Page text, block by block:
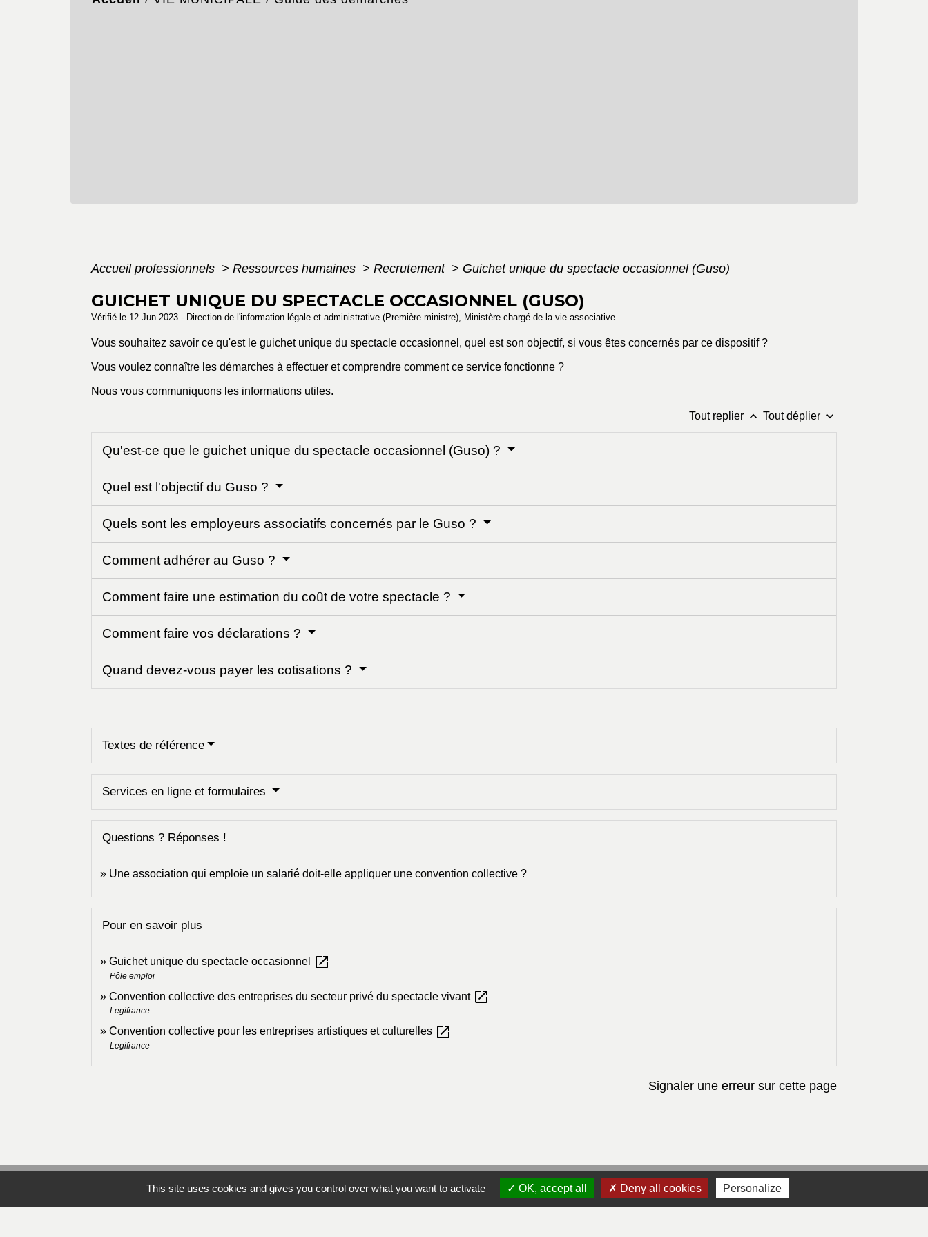
Accueil professionnels > Ressources humaines > Recrutement > Guichet unique du spectacle occasionnel (Guso)
GUICHET UNIQUE DU SPECTACLE OCCASIONNEL (GUSO)
Vérifié le 12 Jun 2023 - Direction de l'information légale et administrative (Première ministre), Ministère chargé de la vie associative
Vous souhaitez savoir ce qu'est le guichet unique du spectacle occasionnel, quel est son objectif, si vous êtes concernés par ce dispositif ?
Vous voulez connaître les démarches à effectuer et comprendre comment ce service fonctionne ?
Nous vous communiquons les informations utiles.
Tout replier keyboard_arrow_up Tout déplier keyboard_arrow_down
Qu'est-ce que le guichet unique du spectacle occasionnel (Guso) ?
Quel est l'objectif du Guso ?
Quels sont les employeurs associatifs concernés par le Guso ?
Comment adhérer au Guso ?
Comment faire une estimation du coût de votre spectacle ?
Comment faire vos déclarations ?
Quand devez-vous payer les cotisations ?
Textes de référence
Services en ligne et formulaires
Questions ? Réponses !
Une association qui emploie un salarié doit-elle appliquer une convention collective ?
Pour en savoir plus
Guichet unique du spectacle occasionnel open_in_new
Pôle emploi
Convention collective des entreprises du secteur privé du spectacle vivant open_in_new
Legifrance
Convention collective pour les entreprises artistiques et culturelles open_in_new
Legifrance
Signaler une erreur sur cette page
Contacts
This site uses cookies and gives you control over what you want to activate OK, accept all Deny all cookies Personalize